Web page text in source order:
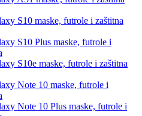
S10 maske, futrole i zaštitna
S10 Plus maske, futrole i
S10e maske, futrole i zaštitna
Note 10 maske, futrole i
Note 10 Plus maske, futrole i